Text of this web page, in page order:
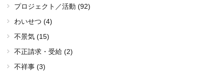
プロジェクト／活動 (92)
わいせつ (4)
不景気 (15)
不正請求・受給 (2)
不祥事 (3)